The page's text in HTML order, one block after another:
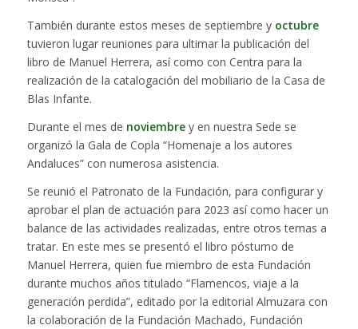
También durante estos meses de septiembre y octubre
tuvieron lugar reuniones para ultimar la publicación del
libro de Manuel Herrera, así como con Centra para la
realización de la catalogación del mobiliario de la Casa de
Blas Infante.
Durante el mes de noviembrey en nuestra Sede se
organizó la Gala de Copla “Homenaje a los autores
Andaluces” con numerosa asistencia.
Se reunió el Patronato de la Fundación, para configurar y
aprobar el plan de actuación para 2023 así como hacer un
balance de las actividades realizadas, entre otros temas a
tratar. En este mes se presentó el libro póstumo de
Manuel Herrera, quien fue miembro de esta Fundación
durante muchos años titulado “Flamencos, viaje a la
generación perdida”, editado por la editorial Almuzara con
la colaboración de la Fundación Machado, Fundación